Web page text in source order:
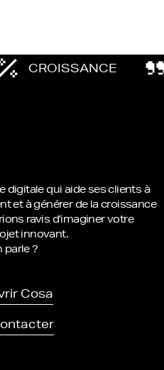
CROISSANCE
digitale qui aide ses clients à
et à générer de la croissance
ravis d’imaginer votre
innovant.
parle ?
Cosa